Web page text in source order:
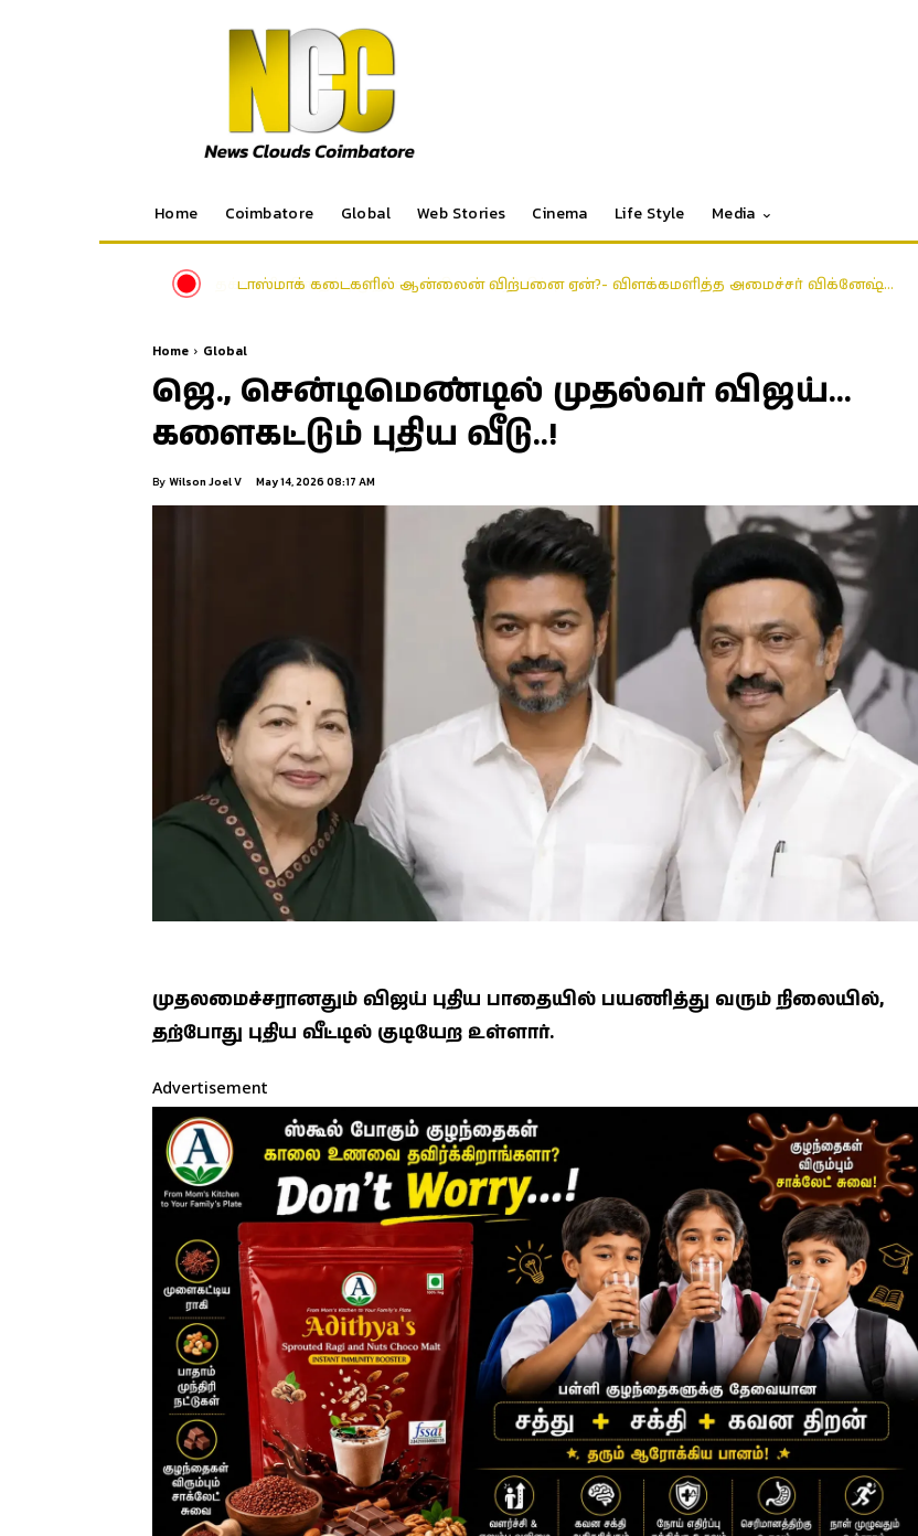
Home Coimbatore Global Web Stories Cinema Life Style Media
டாஸ்மாக் கடைகளில் ஆன்லைன் விற்பனை ஏன்?- விளக்கமளித்த அமைச்சர் விக்னேஷ்…
Home Global
ஜெ., சென்டிமெண்டில் முதல்வர் விஜய்…
களைகட்டும் புதிய வீடு..!
By Wilson Joel V May 14, 2026 08:17 AM
முதலமைச்சரானதும் விஜய் புதிய பாதையில் பயணித்து வரும் நிலையில்,
தற்போது புதிய வீட்டில் குடியேற உள்ளார்.
Advertisement